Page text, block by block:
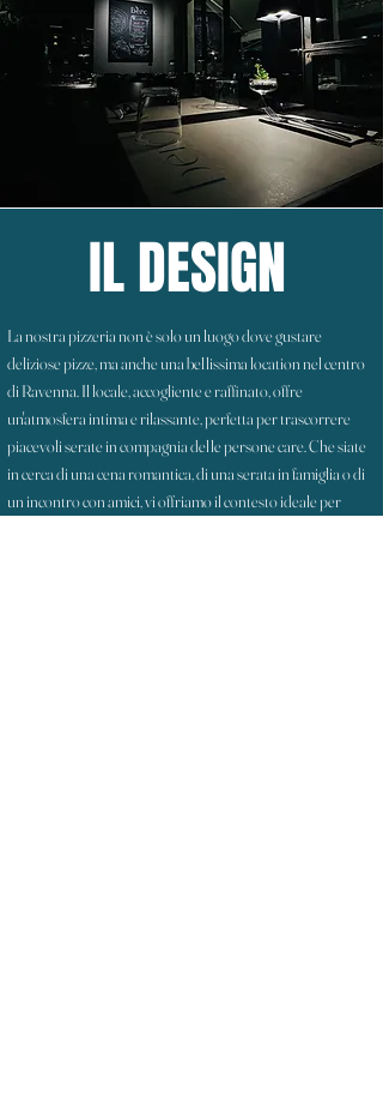
IL DESIGN
La nostra pizzeria non è solo un luogo dove gustare
deliziose pizze, ma anche una bellissima location nel centro
di Ravenna. Il locale, accogliente e raffinato, offre
un'atmosfera intima e rilassante, perfetta per trascorrere
piacevoli serate in compagnia delle persone care. Che siate
in cerca di una cena romantica, di una serata in famiglia o di
un incontro con amici, vi offriamo il contesto ideale per